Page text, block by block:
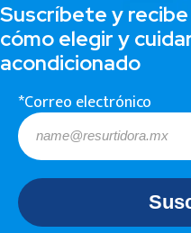
Suscríbete y
cómo elegir y
acondicionado
*Correo electrónico